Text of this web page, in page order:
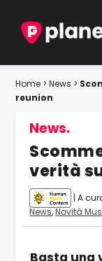
Home >News >
reunion
News.
verità
| A
News,Novità
Basta una